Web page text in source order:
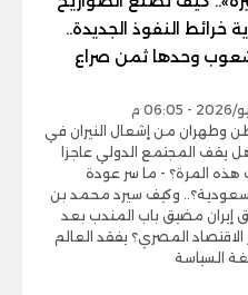
خرائط النفوذ الجديدة..
وحدها ثمن صراع
وطهران من إشعال النيران في
يقف المجتمع الدولي عاجزا
هذه المرة؟ - ما سر عودة
وكيف سيرد محمد بن
إيران مضيق باب المندب بعد
الاقتصاد المصري؟ يفقد العالم
السياسة